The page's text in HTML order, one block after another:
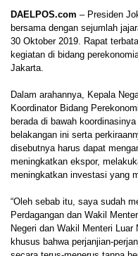
DAELPOS.com – Presiden
bersama dengan sejumlah
30 Oktober 2019. Rapat
kegiatan di bidang
Jakarta.
Dalam arahannya, Kepala
Koordinator Bidang
berada di bawah
belakangan ini serta
disebutnya harus dapat
meningkatkan ekspor,
meningkatkan investasi yang
“Oleh sebab itu, saya sudah
Perdagangan dan Wakil
Negeri dan Wakil Menteri
khusus bahwa perjanjian-